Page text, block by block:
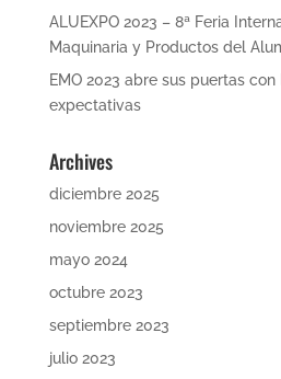
ALUEXPO 2023 – 8ª Feria
Maquinaria y Productos del
EMO 2023 abre sus puertas
expectativas
Archives
diciembre 2025
noviembre 2025
mayo 2024
octubre 2023
septiembre 2023
julio 2023